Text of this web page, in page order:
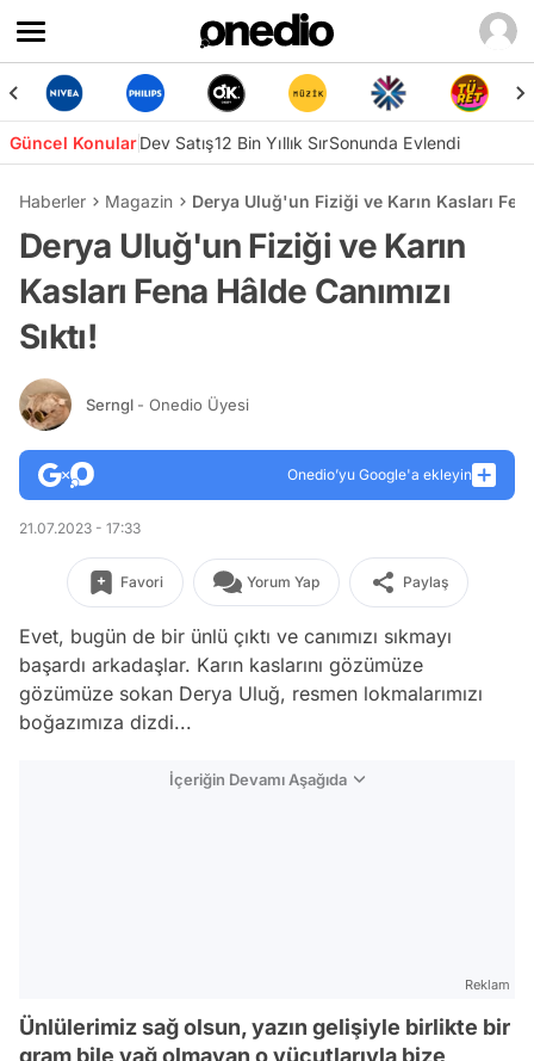
Güncel KonularDev Satış12 Bin Yıllık SırSonunda Evlendi
Haberler Magazin Derya Uluğ'un Fiziği ve Karın Kasları Fena
Derya Uluğ'un Fiziği ve Karın
Kasları Fena Hâlde Canımızı
Sıktı!
Serngl - Onedio Üyesi
Onedio’yu Google'a ekleyin
21.07.2023 - 17:33
Favori Yorum Yap Paylaş
Evet, bugün de bir ünlü çıktı ve canımızı sıkmayı
başardı arkadaşlar. Karın kaslarını gözümüze
gözümüze sokan Derya Uluğ, resmen lokmalarımızı
boğazımıza dizdi...
İçeriğin Devamı Aşağıda
Reklam
Ünlülerimiz sağ olsun, yazın gelişiyle birlikte bir
gram bile yağ olmayan o vücutlarıyla bize